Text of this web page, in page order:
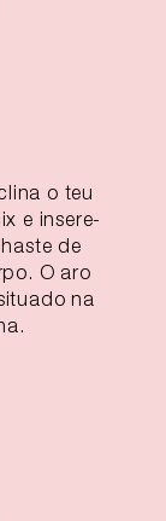
o teu
e insere-
de
O aro
na